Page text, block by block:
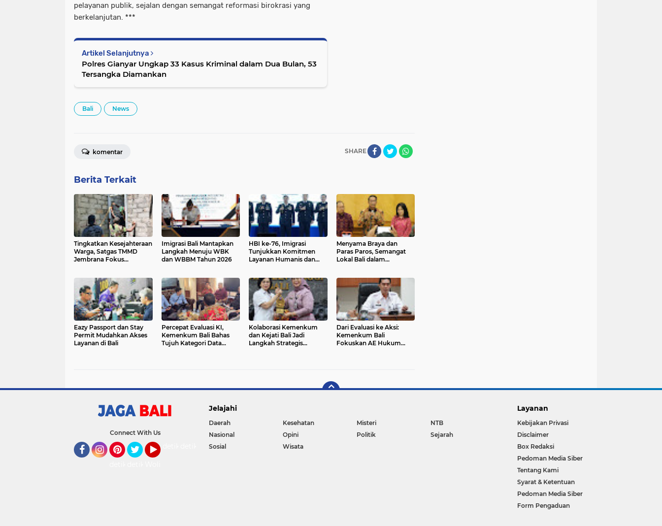
pelayanan publik, sejalan dengan semangat reformasi birokrasi yang
berkelanjutan. ***
Artikel Selanjutnya
Polres Gianyar Ungkap 33 Kasus Kriminal dalam Dua Bulan, 53
Tersangka Diamankan
Bali News
SHARE
komentar
Berita Terkait
Tingkatkan Kesejahteraan
Warga, Satgas TMMD
Jembrana Fokus
Imigrasi Bali Mantapkan
Langkah Menuju WBK
dan WBBM Tahun 2026
HBI ke-76, Imigrasi
Tunjukkan Komitmen
Layanan Humanis dan
Menyama Braya dan
Paras Paros, Semangat
Lokal Bali dalam
Eazy Passport dan Stay
Permit Mudahkan Akses
Layanan di Bali
Percepat Evaluasi KI,
Kemenkum Bali Bahas
Tujuh Kategori Data
Kolaborasi Kemenkum
dan Kejati Bali Jadi
Langkah Strategis
Dari Evaluasi ke Aksi:
Kemenkum Bali
Fokuskan AE Hukum
Connect With Us
detikTravel
Jelajahi
Daerah Kesehatan Misteri
NTB
Nasional
Opini Politik
Sejarah
Sosial
Wisata
Layanan
Kebijakan Privasi
Disclaimer
Box Redaksi
Pedoman Media Siber
Tentang Kami
Syarat & Ketentuan
Pedoman Media Siber
Form Pengaduan